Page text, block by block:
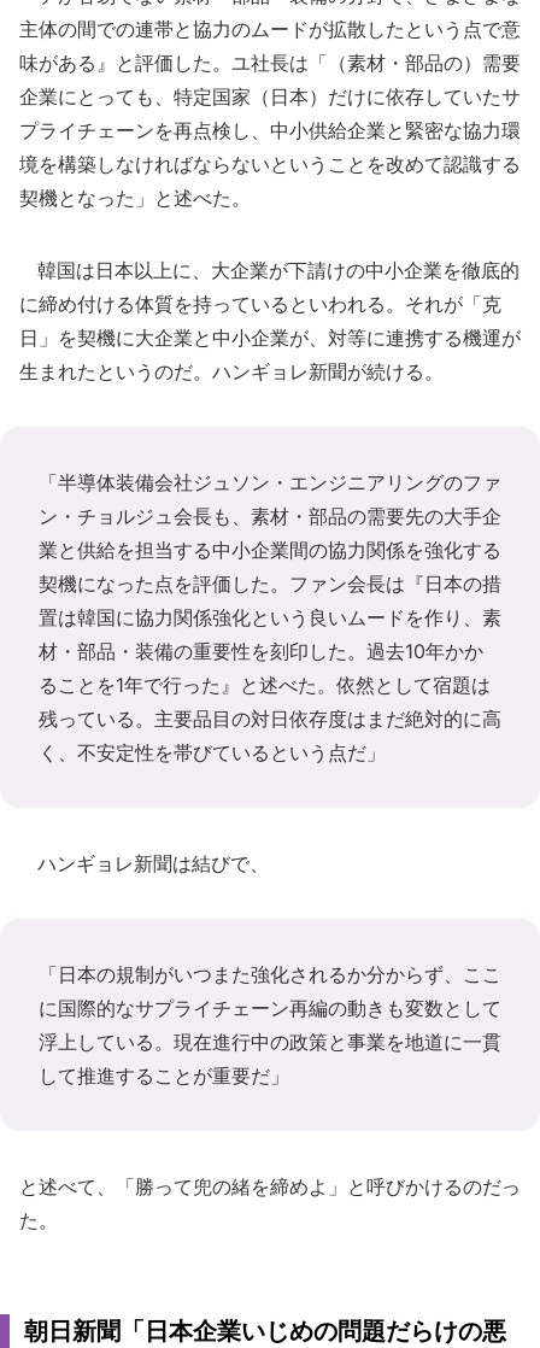
主体の間での連帯と協力のムードが拡散したという点で意
味がある』と評価した。ユ社長は「（素材・部品の）需要
企業にとっても、特定国家（日本）だけに依存していたサ
プライチェーンを再点検し、中小供給企業と緊密な協力環
境を構築しなければならないということを改めて認識する
契機となった」と述べた。
韓国は日本以上に、大企業が下請けの中小企業を徹底的
に締め付ける体質を持っているといわれる。それが「克
日」を契機に大企業と中小企業が、対等に連携する機運が
生まれたというのだ。ハンギョレ新聞が続ける。
「半導体装備会社ジュソン・エンジニアリングのファ
ン・チョルジュ会長も、素材・部品の需要先の大手企
業と供給を担当する中小企業間の協力関係を強化する
契機になった点を評価した。ファン会長は『日本の措
置は韓国に協力関係強化という良いムードを作り、素
材・部品・装備の重要性を刻印した。過去10年かか
ることを1年で行った』と述べた。依然として宿題は
残っている。主要品目の対日依存度はまだ絶対的に高
く、不安定性を帯びているという点だ」
ハンギョレ新聞は結びで、
「日本の規制がいつまた強化されるか分からず、ここ
に国際的なサプライチェーン再編の動きも変数として
浮上している。現在進行中の政策と事業を地道に一貫
して推進することが重要だ」
と述べて、「勝って兜の緒を締めよ」と呼びかけるのだっ
た。
朝日新聞「日本企業いじめの問題だらけの悪